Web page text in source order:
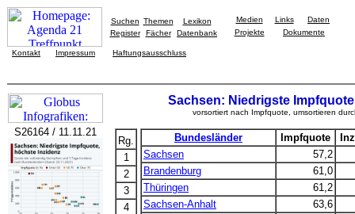
Suchen Themen
Lexikon
Register
Fächer Datenbank
Medien Links
Daten
Projekte
Dokumente
Kontakt Impressum Haftungsausschluss
Sachsen: Niedrigste
vorsortiert nach Impfquote, umsortieren
S26164 / 11.11.21
Rg.
1
2
3
4
Bundesländer Impfquote
Sachsen
57,2
Brandenburg
61,0
Thüringen
61,2
Sachsen-Anhalt
63,6